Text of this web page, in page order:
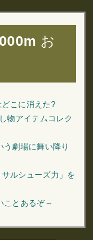
お
こに消えた?
物アイテムコレク
う劇場に舞い降り
サルシューズ力」を
ことあるぞ～